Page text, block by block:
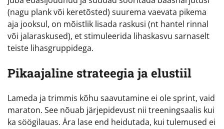
(nagu plank või keretõsted) suurema vaevata pikema
aja jooksul, on mõistlik lisada raskusi (nt hantel rinnal
või jalaraskused), et stimuleerida lihaskasvu sarnaselt
teiste lihasgruppidega.
Pikaajaline strateegia ja elustiil
Lameda ja trimmis kõhu saavutamine ei ole sprint, vaid
maraton. See nõuab järjepidevust nii treeningsaalis kui
ka söögilauas. Ära lase end heidutada, kui tulemused ei